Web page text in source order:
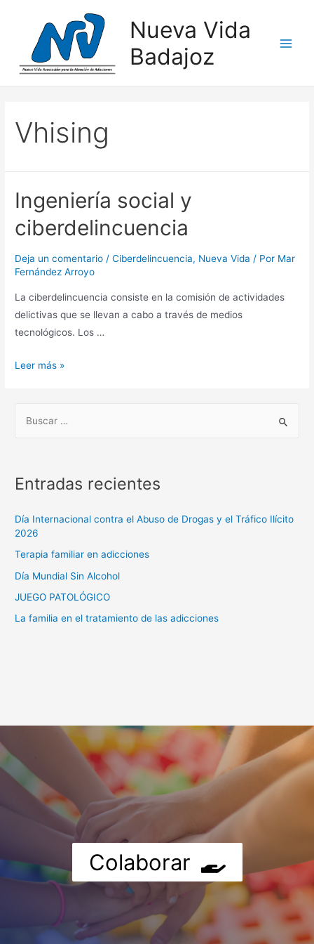
Nueva Vida
Badajoz
Vhising
Ingeniería social y
ciberdelincuencia
Deja un comentario /Ciberdelincuencia, Nueva Vida / Por Mar
Fernández Arroyo
La ciberdelincuencia consiste en la comisión de actividades
delictivas que se llevan a cabo a través de medios
tecnológicos. Los …
Leer más »
Entradas recientes
Día Internacional contra el Abuso de Drogas y el Tráfico Ilícito
2026
Terapia familiar en adicciones
Día Mundial Sin Alcohol
JUEGO PATOLÓGICO
La familia en el tratamiento de las adicciones
Colaborar